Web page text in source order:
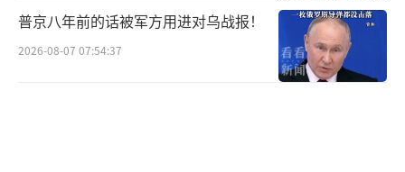
普京八年前的话被军方用进对乌战报！
2026-08-07 07:54:37